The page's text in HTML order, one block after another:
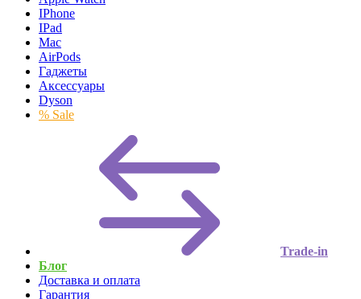
IPhone
IPad
Mac
AirPods
Гаджеты
Аксессуары
Dyson
% Sale
Trade-in
Блог
Доставка и оплата
Гарантия